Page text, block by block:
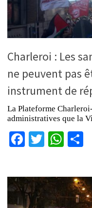
Charleroi : Les
ne peuvent pas
instrument de
La Plateforme
administratives que la
Facebook
Twitter